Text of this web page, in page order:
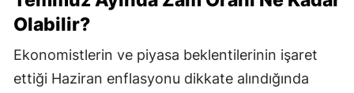
Olabilir?
Ekonomistlerin ve piyasa beklentilerinin işaret
ettiği Haziran enflasyonu dikkate alındığında